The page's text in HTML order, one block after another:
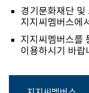
경기문화재단 및
지지씨멤버스에
지지씨멤버스를
이용하시기 바랍